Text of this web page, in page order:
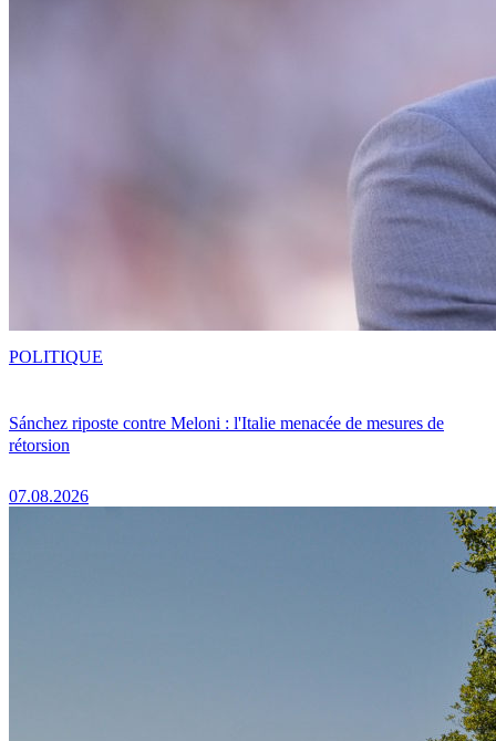
Sánchez riposte contre Meloni : l'Italie menacée de mesures de
rétorsion
07.08.2026
POLITIQUE